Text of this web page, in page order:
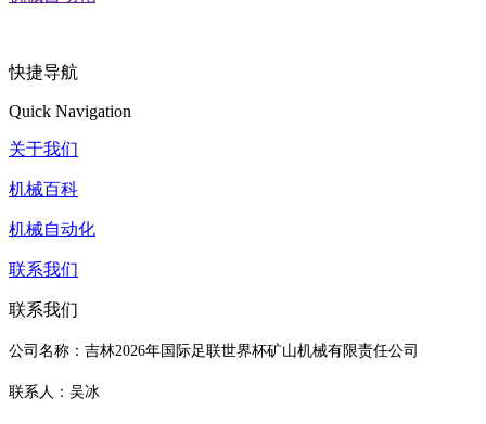
快捷导航
Quick Navigation
关于我们
机械百科
机械自动化
联系我们
联系我们
公司名称：吉林2026年国际足联世界杯矿山机械有限责任公司
联系人：吴冰